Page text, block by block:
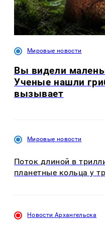
Мировые новости
Вы видели
Ученые нашли
вызывает
Мировые новости
Поток длиной в
планетные кольца у
Новости Архангельска